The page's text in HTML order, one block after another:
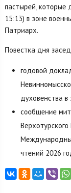
пастырей, которые
15:13) в зоне
Патриарх.
Повестка дня
годовой
духовенства
сообщение
чтений 2026